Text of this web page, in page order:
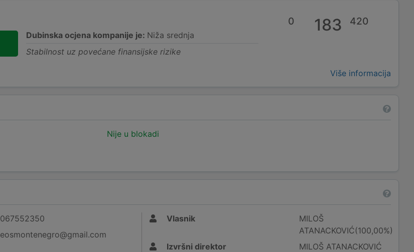
Dubinska ocjena kompanije je: Niža srednja
Stabilnost uz povećane finansijske rizike
0 183 420
Više informacija
Nije u blokadi
067552350
eosmontenegro@gmail.com
Vlasnik
MILOŠ
ATANACKOVIĆ(100,00%)
Izvršni direktor
MILOŠ ATANACKOVIĆ